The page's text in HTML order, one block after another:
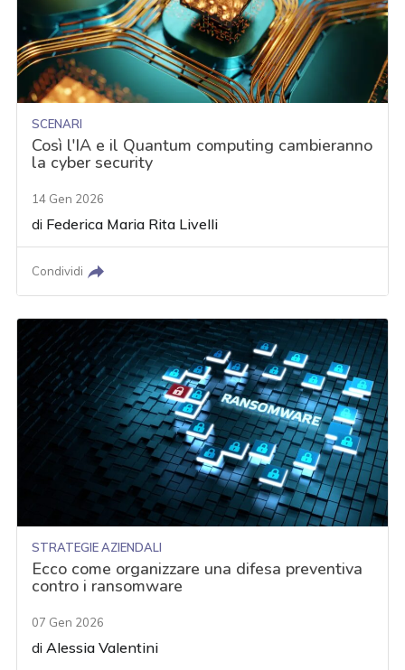
SCENARI
Così l'IA e il Quantum computing cambieranno
la cyber security
14 Gen 2026
di Federica Maria Rita Livelli
Condividi
STRATEGIE AZIENDALI
Ecco come organizzare una difesa preventiva
contro i ransomware
07 Gen 2026
diAlessia Valentini